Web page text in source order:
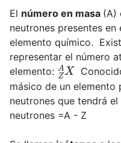
El número en masa (A)
neutrones presentes
elemento químico.
representar el número
elemento: ZAX
másico de un elemento
neutrones que tendrá
neutrones =A - Z